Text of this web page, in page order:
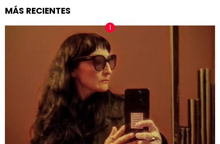
MÁS RECIENTES